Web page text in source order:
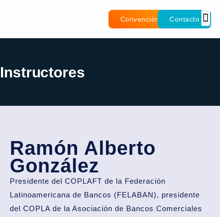
Convención Contacto
Instructores
Ramón Alberto
González
Presidente del COPLAFT de la Federación
Latinoamericana de Bancos (FELABAN), presidente
del COPLA de la Asociación de Bancos Comerciales